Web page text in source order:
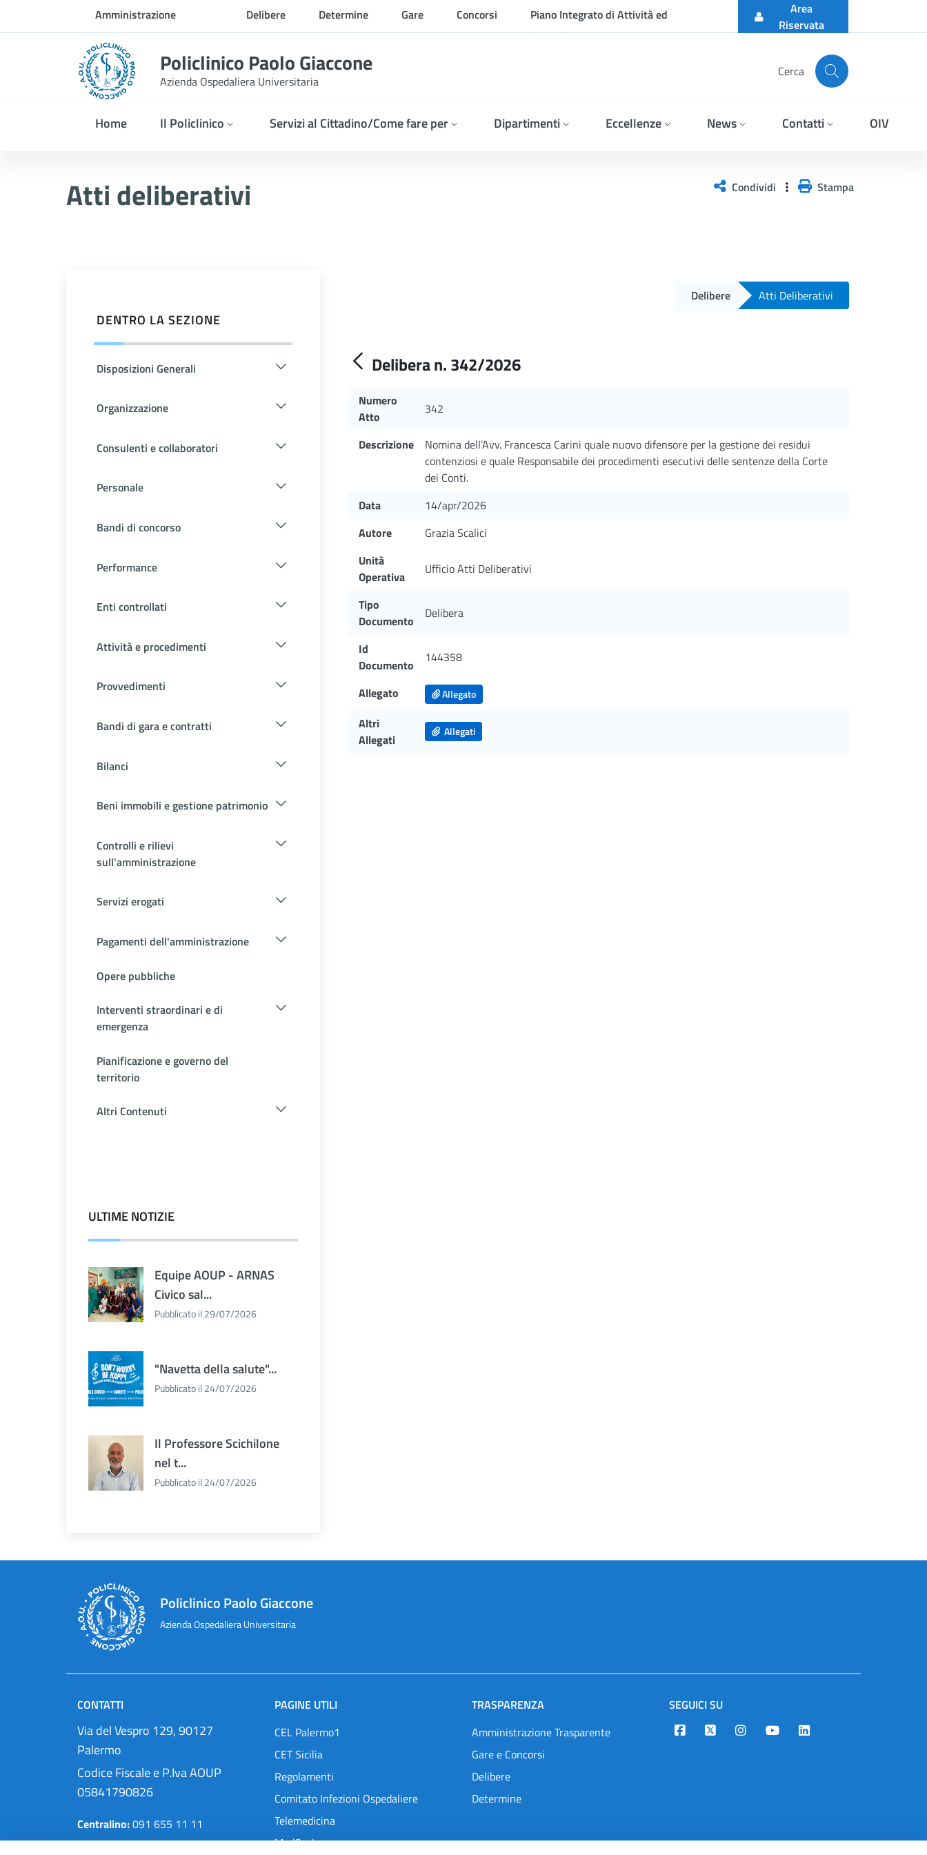
Skip to Main ContentAmministrazione
trasparente
Delibere Determine Gare Concorsi
Piano Integrato di Attività ed
Organizzazione
Area
Riservata
Policlinico Paolo Giaccone
Azienda Ospedaliera Universitaria
Cerca
Home Il Policlinico Servizi al Cittadino/Come fare per Dipartimenti Eccellenze News Contatti OIV
Atti deliberativi Condividi Stampa
DENTRO LA SEZIONE
Disposizioni Generali
Organizzazione
Consulenti e collaboratori
Personale
Bandi di concorso
Performance
Enti controllati
Attività e procedimenti
Provvedimenti
Bandi di gara e contratti
Bilanci
Beni immobili e gestione patrimonio
Controlli e rilievi
sull'amministrazione
Servizi erogati
Pagamenti dell'amministrazione
Opere pubbliche
Interventi straordinari e di
emergenza
Pianificazione e governo del
territorio
Altri Contenuti
ULTIME NOTIZIE
Equipe AOUP - ARNAS
Civico sal...
Pubblicato il 29/07/2026
"Navetta della salute"...
Pubblicato il 24/07/2026
Il Professore Scichilone
nel t...
Pubblicato il 24/07/2026
Delibere Atti Deliberativi
Delibera n. 342/2026
Numero
Atto
342
Descrizione
Nomina dell’Avv. Francesca Carini quale nuovo difensore per la gestione dei residui
contenziosi e quale Responsabile dei procedimenti esecutivi delle sentenze della Corte
dei Conti.
Data
14/apr/2026
Autore
Grazia Scalici
Unità
Operativa
Ufficio Atti Deliberativi
Tipo
Documento
Delibera
Id
Documento
144358
Allegato Allegato
Altri
Allegati
Allegati
Policlinico Paolo Giaccone
Azienda Ospedaliera Universitaria
CONTATTI
Via del Vespro 129, 90127
Palermo
Codice Fiscale e P.Iva AOUP
05841790826
Centralino:091 655 11 11
Pec:protocollo@cert.policlinico.pa.it
PAGINE UTILI
CEL Palermo1
CET Sicilia
Regolamenti
Comitato Infezioni Ospedaliere
Telemedicina
MedOral
TRASPARENZA
Amministrazione Trasparente
Gare e Concorsi
Delibere
Determine
SEGUICI SU
Designers Italia
TwitterInstagramYoutubeLinkedin